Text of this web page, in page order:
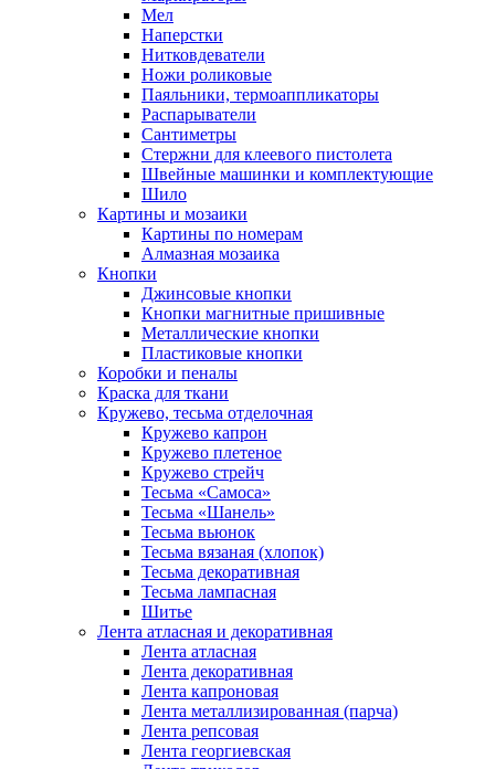
Мел
Наперстки
Нитковдеватели
Ножи роликовые
Паяльники, термоаппликаторы
Распарыватели
Сантиметры
Стержни для клеевого пистолета
Швейные машинки и комплектующие
Шило
Картины и мозаики
Картины по номерам
Алмазная мозаика
Кнопки
Джинсовые кнопки
Кнопки магнитные пришивные
Металлические кнопки
Пластиковые кнопки
Коробки и пеналы
Краска для ткани
Кружево, тесьма отделочная
Кружево капрон
Кружево плетеное
Кружево стрейч
Тесьма «Самоса»
Тесьма «Шанель»
Тесьма вьюнок
Тесьма вязаная (хлопок)
Тесьма декоративная
Тесьма лампасная
Шитье
Лента атласная и декоративная
Лента атласная
Лента декоративная
Лента капроновая
Лента металлизированная (парча)
Лента репсовая
Лента георгиевская